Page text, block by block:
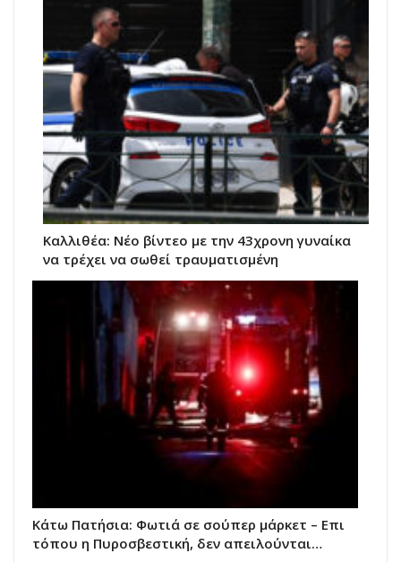
Kαλλιθέα: Νέο βίντεο με την 43χρονη γυναίκα
να τρέχει να σωθεί τραυματισμένη
Κάτω Πατήσια: Φωτιά σε σούπερ μάρκετ – Επι
τόπου η Πυροσβεστική, δεν απειλούνται…